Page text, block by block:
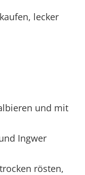
lecker
und mit
Ingwer
rösten,